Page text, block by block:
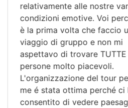
relativamente alle nostre
condizioni emotive. Voi
è la prima volta che faccio
viaggio di gruppo e non mi
aspettavo di trovare TUTTE
persone molto piacevoli.
L'organizzazione del tour
me é stata ottima perché ci
consentito di vedere